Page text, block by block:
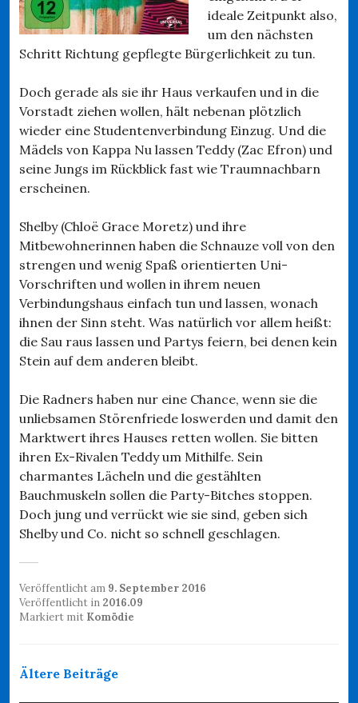
ideale Zeitpunkt also,
um den nächsten
Schritt Richtung gepflegte Bürgerlichkeit zu tun.
Doch gerade als sie ihr Haus verkaufen und in die
Vorstadt ziehen wollen, hält nebenan plötzlich
wieder eine Studentenverbindung Einzug. Und die
Mädels von Kappa Nu lassen Teddy (Zac Efron) und
seine Jungs im Rückblick fast wie Traumnachbarn
erscheinen.
Shelby (Chloë Grace Moretz) und ihre
Mitbewohnerinnen haben die Schnauze voll von den
strengen und wenig Spaß orientierten Uni-
Vorschriften und wollen in ihrem neuen
Verbindungshaus einfach tun und lassen, wonach
ihnen der Sinn steht. Was natürlich vor allem heißt:
die Sau raus lassen und Partys feiern, bei denen kein
Stein auf dem anderen bleibt.
Die Radners haben nur eine Chance, wenn sie die
unliebsamen Störenfriede loswerden und damit den
Marktwert ihres Hauses retten wollen. Sie bitten
ihren Ex-Rivalen Teddy um Mithilfe. Sein
charmantes Lächeln und die gestählten
Bauchmuskeln sollen die Party-Bitches stoppen.
Doch jung und verrückt wie sie sind, geben sich
Shelby und Co. nicht so schnell geschlagen.
Veröffentlicht am 9. September 2016
Veröffentlicht in 2016.09
Markiert mit Komödie
Beitragsnavigation
Ältere Beiträge